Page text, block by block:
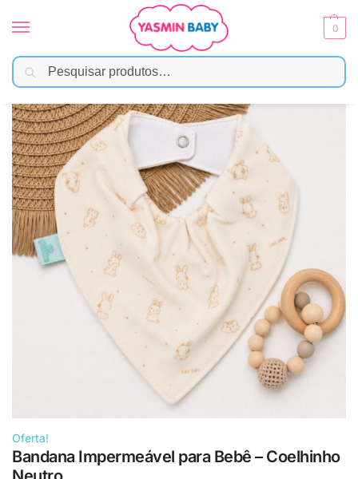
0
Início Moda Bebê / Babador/Bandana
Oferta!
Bandana Impermeável para Bebê – Coelhinho